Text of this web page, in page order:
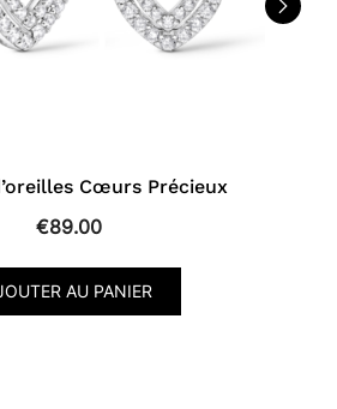
Cœurs Précieux
€89.00
AU PANIER